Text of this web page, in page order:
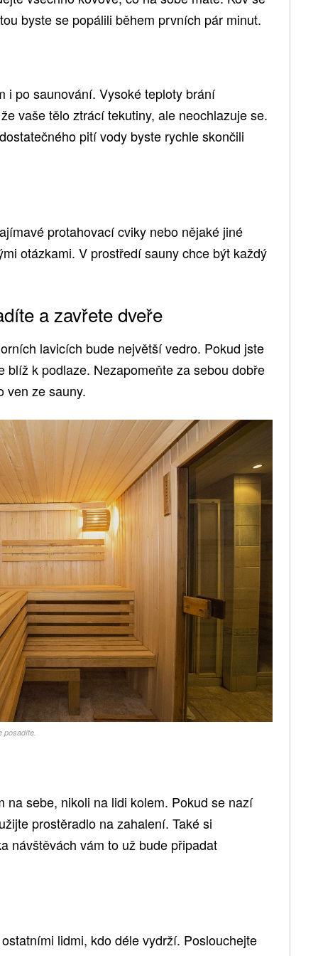
byste se popálili během prvních pár minut.
i po saunování. Vysoké teploty brání
vaše tělo ztrácí tekutiny, ale neochlazuje se.
pití vody byste rychle skončili
protahovací cviky nebo nějaké jiné
otázkami. V prostředí sauny chce být každý
a zavřete dveře
lavicích bude největší vedro. Pokud jste
blíž k podlaze. Nezapomeňte za sebou dobře
ven ze sauny.
posadíte.
na sebe, nikoli na lidi kolem. Pokud se nazí
prostěradlo na zahalení. Také si
návštěvách vám to už bude připadat
lidmi, kdo déle vydrží. Poslouchejte